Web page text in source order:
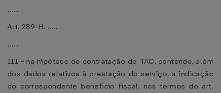
.....
Art. 289-H. .....
.....
III - na hipótese de contratação de TAC, contendo, além
dos dados relativos à prestação do serviço, a indicação
do correspondente benefício fiscal, nos termos do art.